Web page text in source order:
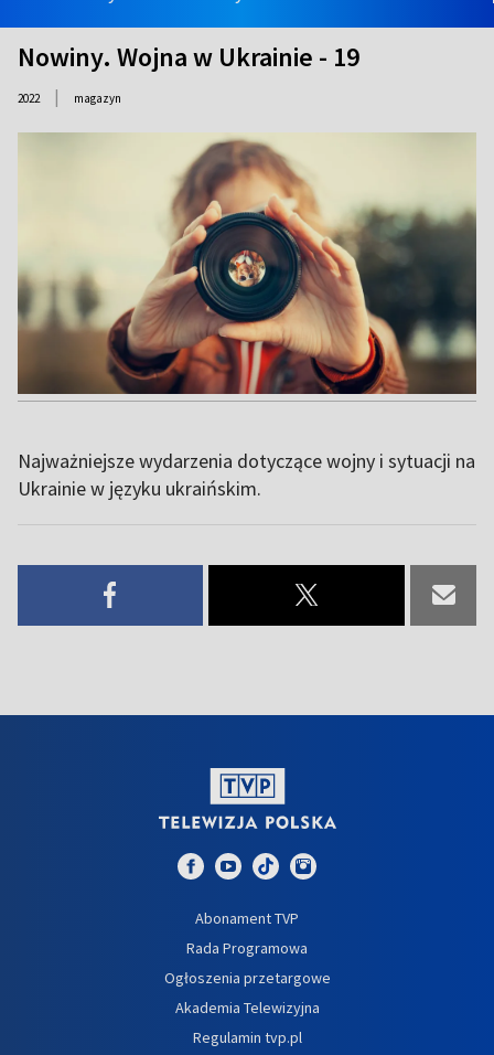
Nowiny. Wojna w Ukrainie - 19
2022 | magazyn
Najważniejsze wydarzenia dotyczące wojny i sytuacji na
Ukrainie w języku ukraińskim.
Abonament TVP
Rada Programowa
Ogłoszenia przetargowe
Akademia Telewizyjna
Regulamin tvp.pl